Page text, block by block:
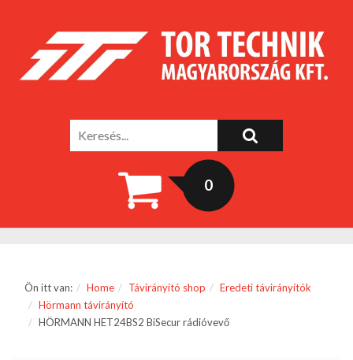
0
Ön itt van: Home Távirányító shop
Eredeti távirányítók
Hörmann távirányító
HÖRMANN HET24BS2 BiSecur rádióvevő